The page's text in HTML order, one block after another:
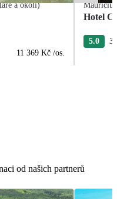
a okolí)
11 369 Kč /os.
Mauricius
Hotel
5.0 3
od našich partnerů